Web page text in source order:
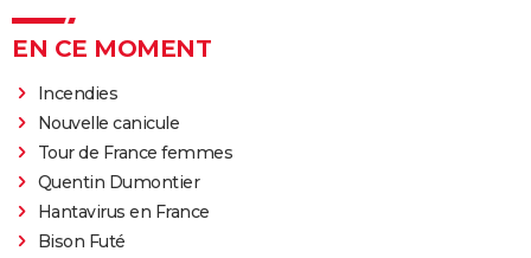
EN CE MOMENT
Incendies
Nouvelle canicule
Tour de France femmes
Quentin Dumontier
Hantavirus en France
Bison Futé